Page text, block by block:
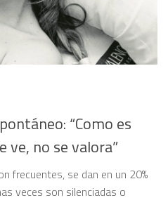
“Como es
ve, no se valora”
frecuentes, se dan en un 20%
veces son silenciadas o